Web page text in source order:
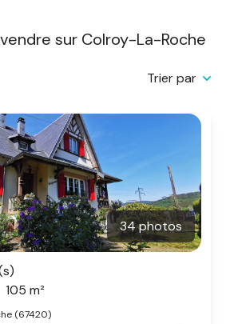
sur Colroy-La-Roche
Trier par
34 photos
105 m²
(67420)